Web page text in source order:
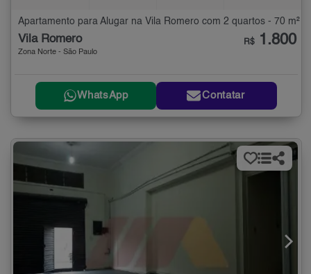
Apartamento para Alugar na Vila Romero com 2 quartos - 70 m²
Vila Romero
Zona Norte - São Paulo
R$ 1.800
WhatsApp Contatar